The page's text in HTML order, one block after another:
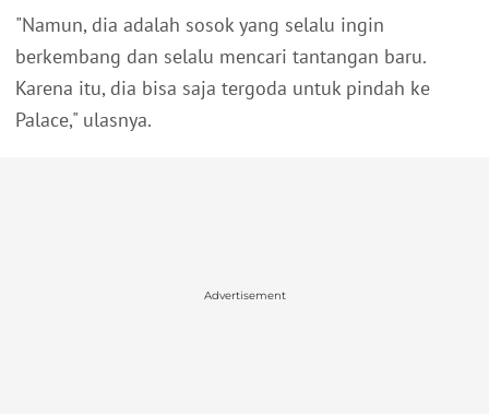
"Namun, dia adalah sosok yang selalu ingin
berkembang dan selalu mencari tantangan baru.
Karena itu, dia bisa saja tergoda untuk pindah ke
Palace," ulasnya.
Advertisement